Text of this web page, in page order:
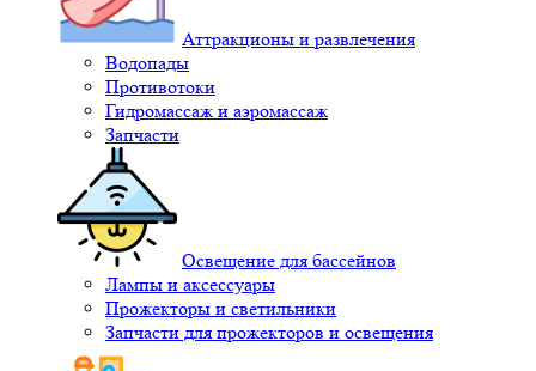
Аттракционы и развлечения
Водопады
Противотоки
Гидромассаж и аэромассаж
Запчасти
Освещение для бассейнов
Лампы и аксессуары
Прожекторы и светильники
Запчасти для прожекторов и освещения